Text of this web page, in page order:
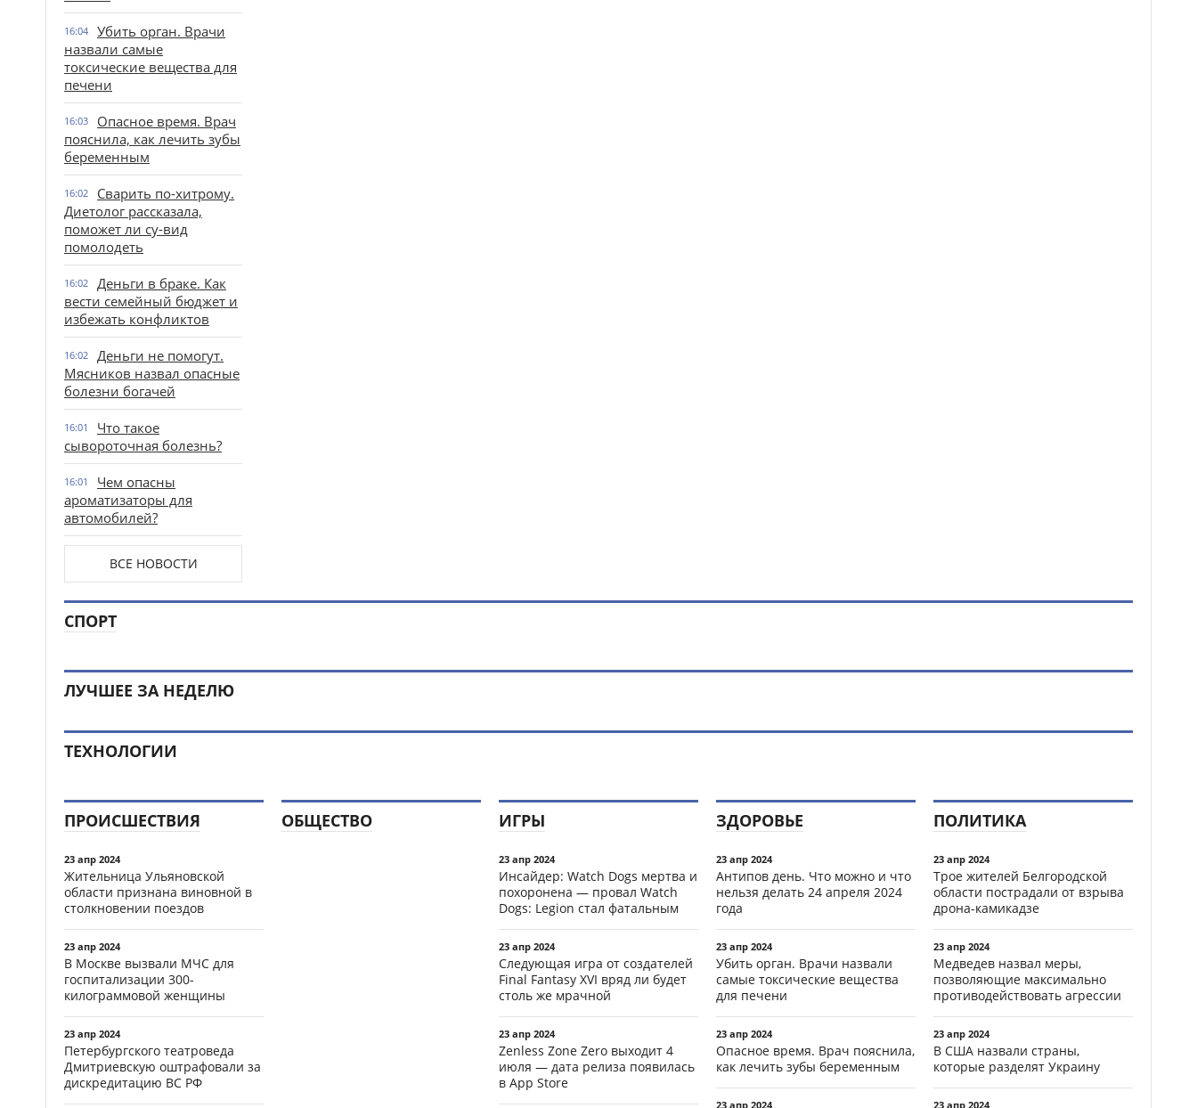
16:04
Убить орган. Врачи
назвали самые
токсические вещества для
печени
16:03
Опасное время. Врач
пояснила, как лечить зубы
беременным
16:02
Сварить по-хитрому.
Диетолог рассказала,
поможет ли су-вид
помолодеть
16:02
Деньги в браке. Как
вести семейный бюджет и
избежать конфликтов
16:02
Деньги не помогут.
Мясников назвал опасные
болезни богачей
16:01
Что такое
сывороточная болезнь?
16:01
Чем опасны
ароматизаторы для
автомобилей?
ВСЕ НОВОСТИ
СПОРТ
ЛУЧШЕЕ ЗА НЕДЕЛЮ
ТЕХНОЛОГИИ
ПРОИСШЕСТВИЯ
23 апр 2024
Жительница Ульяновской
области признана виновной в
столкновении поездов
23 апр 2024
В Москве вызвали МЧС для
госпитализации 300-
килограммовой женщины
23 апр 2024
Петербургского театроведа
Дмитриевскую оштрафовали за
дискредитацию ВС РФ
ОБЩЕСТВО ИГРЫ
23 апр 2024
Инсайдер: Watch Dogs мертва и
похоронена — провал Watch
Dogs: Legion стал фатальным
23 апр 2024
Следующая игра от создателей
Final Fantasy XVI вряд ли будет
столь же мрачной
23 апр 2024
Zenless Zone Zero выходит 4
июля — дата релиза появилась
в App Store
ЗДОРОВЬЕ
23 апр 2024
Антипов день. Что можно и что
нельзя делать 24 апреля 2024
года
23 апр 2024
Убить орган. Врачи назвали
самые токсические вещества
для печени
23 апр 2024
Опасное время. Врач пояснила,
как лечить зубы беременным
23 апр 2024
ПОЛИТИКА
23 апр 2024
Трое жителей Белгородской
области пострадали от взрыва
дрона-камикадзе
23 апр 2024
Медведев назвал меры,
позволяющие максимально
противодействовать агрессии
23 апр 2024
В США назвали страны,
которые разделят Украину
23 апр 2024